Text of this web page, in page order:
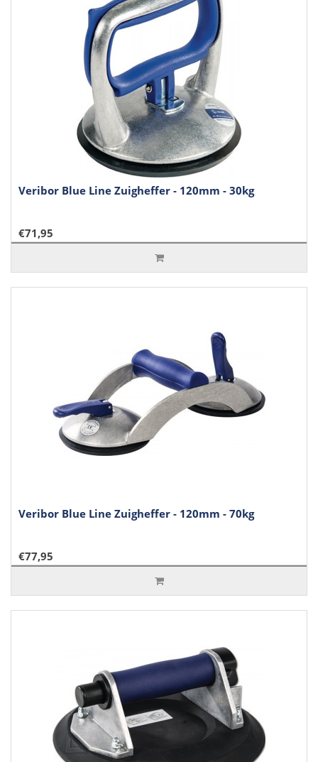
Veribor Blue Line Zuigheffer - 120mm - 30kg
€71,95
Veribor Blue Line Zuigheffer - 120mm - 70kg
€77,95